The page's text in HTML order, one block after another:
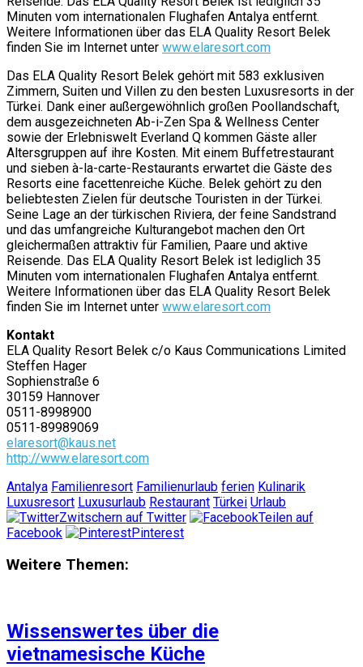
Minuten vom internationalen Flughafen Antalya entfernt.
Weitere Informationen über das ELA Quality Resort Belek
finden Sie im Internet unter www.elaresort.com
Das ELA Quality Resort Belek gehört mit 583 exklusiven
Zimmern, Suiten und Villen zu den besten Luxusresorts in der
Türkei. Dank einer außergewöhnlich großen Poollandschaft,
dem ausgezeichneten Ab-i-Zen Spa & Wellness Center
sowie der Erlebniswelt Everland Q kommen Gäste aller
Altersgruppen auf ihre Kosten. Mit einem Buffetrestaurant
und sieben à-la-carte-Restaurants erwartet die Gäste des
Resorts eine facettenreiche Küche. Belek gehört zu den
beliebtesten Zielen für deutsche Touristen in der Türkei.
Seine Lage an der türkischen Riviera, der feine Sandstrand
und das umfangreiche Kulturangebot machen den Ort
gleichermaßen attraktiv für Familien, Paare und aktive
Reisende. Das ELA Quality Resort Belek ist lediglich 35
Minuten vom internationalen Flughafen Antalya entfernt.
Weitere Informationen über das ELA Quality Resort Belek
finden Sie im Internet unter www.elaresort.com
Kontakt
ELA Quality Resort Belek c/o Kaus Communications Limited
Steffen Hager
Sophienstraße 6
30159 Hannover
0511-8998900
0511-89989069
elaresort@kaus.net
http://www.elaresort.com
Antalya Familienresort Familienurlaub ferien Kulinarik
Luxusresort Luxusurlaub Restaurant Türkei Urlaub
Zwitschern auf Twitter
Teilen auf
Facebook
Pinterest
Weitere Themen:
Wissenswertes über die
vietnamesische Küche